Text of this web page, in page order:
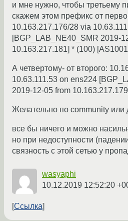
и мне нужно, чтобы третьему
скажем этом префикс от
10.163.217.176/28 via
[BGP_LAB_NE40_SMR 2019-
10.163.217.181] * (100)
А четвертому- от второго:
10.63.111.53 on ens224
2019-12-05 from
Желательно по community или
все бы ничего и можно
но при недоступности
связность с этой сетью у
wasyaphi
10.12.2019 12:52:20
Ссылка